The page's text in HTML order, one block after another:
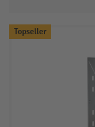
Topseller